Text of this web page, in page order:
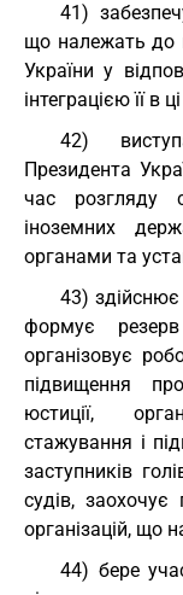
41)
що належать до
України у
інтеграцією її в
42)
Президента
час розгляду
іноземних
органами та
43) здійснює
формує
організовує
підвищення
юстиції,
стажування і
заступників
судів, заохочує
організацій, що
44) бере